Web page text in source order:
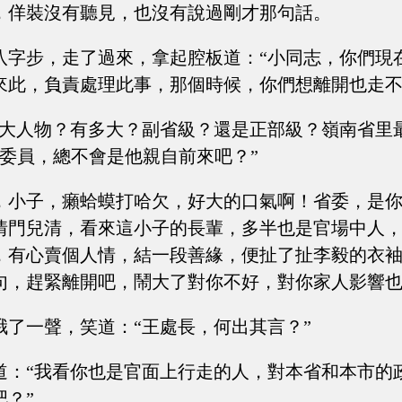
裝沒有聽見，也沒有說過剛才那句話。
字步，走了過來，拿起腔板道：“小同志，你們現
此，負責處理此事，那個時候，你們想離開也走
人物？有多大？副省級？還是正部級？嶺南省里
員，總不會是他親自前來吧？”
小子，癩蛤蟆打哈欠，好大的口氣啊！省委，是
門兒清，看來這小子的長輩，多半也是官場中人
有心賣個人情，結一段善緣，便扯了扯李毅的衣
，趕緊離開吧，鬧大了對你不好，對你家人影響
了一聲，笑道：“王處長，何出其言？”
：“我看你也是官面上行走的人，對本省和本市的